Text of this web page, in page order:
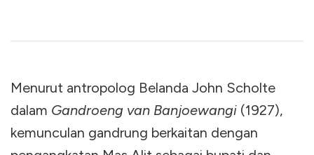
Menurut antropolog Belanda John Scholte
dalam Gandroeng van Banjoewangi (1927),
kemunculan gandrung berkaitan dengan